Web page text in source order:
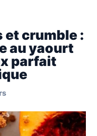
et crumble :
au yaourt
parfait